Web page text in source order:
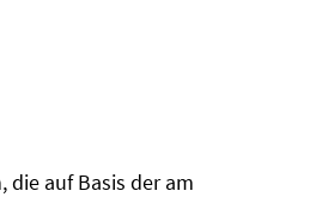
auf Basis der am